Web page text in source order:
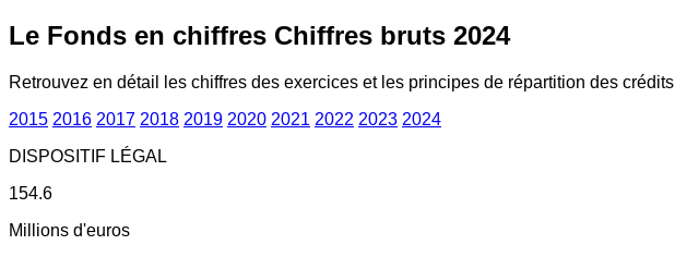
Le Fonds en chiffres Chiffres bruts 2024
Retrouvez en détail les chiffres des exercices et les principes de répartition des crédits
2015 2016 2017 2018 2019 2020 2021 2022 2023 2024
DISPOSITIF LÉGAL
154.6
Millions d'euros